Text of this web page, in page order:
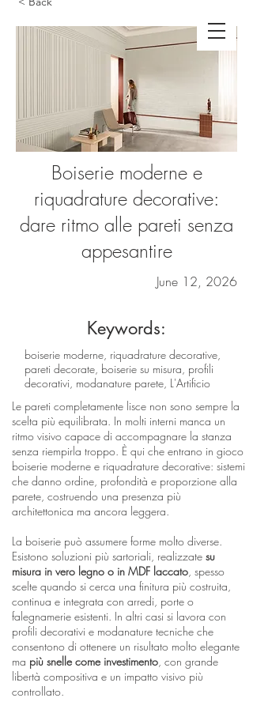
Boiserie moderne e
riquadrature decorative:
dare ritmo alle pareti senza
appesantire
June 12, 2026
Keywords:
boiserie moderne, riquadrature decorative,
pareti decorate, boiserie su misura, profili
decorativi, modanature parete, L'Artificio
Le pareti completamente lisce non sono sempre la
scelta più equilibrata. In molti interni manca un
ritmo visivo capace di accompagnare la stanza
senza riempirla troppo. È qui che entrano in gioco
boiserie moderne e riquadrature decorative: sistemi
che danno ordine, profondità e proporzione alla
parete, costruendo una presenza più
architettonica ma ancora leggera.
La boiserie può assumere forme molto diverse.
Esistono soluzioni più sartoriali, realizzate su
misura in vero legno o in MDF laccato, spesso
scelte quando si cerca una finitura più costruita,
continua e integrata con arredi, porte o
falegnamerie esistenti. In altri casi si lavora con
profili decorativi e modanature tecniche che
consentono di ottenere un risultato molto elegante
ma più snelle come investimento, con grande
libertà compositiva e un impatto visivo più
controllato.